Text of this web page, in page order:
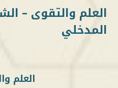
العلم والتقوى –
المدخلي
العلم